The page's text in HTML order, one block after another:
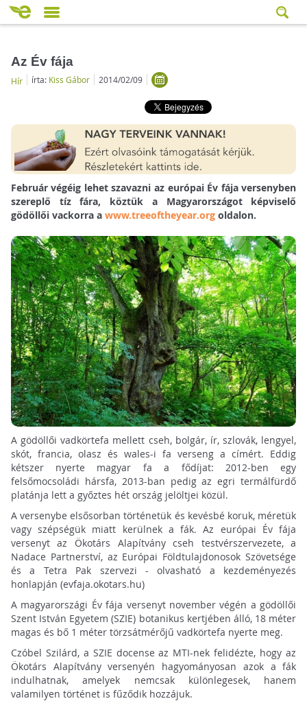
Az Év fája
Hír írta: Kiss Gábor 2014/02/09
Február végéig lehet szavazni az európai Év fája versenyben
szereplő tíz fára, köztük a Magyarországot képviselő
gödöllői vackorra a www.treeoftheyear.orgoldalon.
A gödöllői vadkörtefa mellett cseh, bolgár, ír, szlovák, lengyel,
skót, francia, olasz és wales-i fa verseng a címért. Eddig
kétszer nyerte magyar fa a fődíjat: 2012-ben egy
felsőmocsoládi hársfa, 2013-ban pedig az egri termálfürdő
platánja lett a győztes hét ország jelöltjei közül.
A versenybe elsősorban történetük és kevésbé koruk, méretük
vagy szépségük miatt kerülnek a fák. Az európai Év fája
versenyt az Ökotárs Alapítvány cseh testvérszervezete, a
Nadace Partnerství, az Európai Földtulajdonosok Szövetsége
és a Tetra Pak szervezi - olvasható a kezdeményezés
honlapján (evfaja.okotars.hu)
A magyarországi Év fája versenyt november végén a gödöllői
Szent István Egyetem (SZIE) botanikus kertjében álló, 18 méter
magas és bő 1 méter törzsátmérőjű vadkörtefa nyerte meg.
Czóbel Szilárd, a SZIE docense az MTI-nek felidézte, hogy az
Ökotárs Alapítvány versenyén hagyományosan azok a fák
indulhatnak, amelyek nemcsak különlegesek, hanem
valamilyen történet is fűződik hozzájuk.